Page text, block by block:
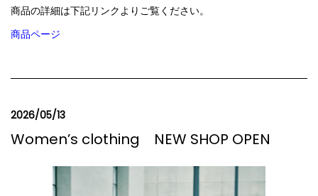
商品の詳細は下記リンクよりご覧ください。
商品ページ
2026/05/13
Women’s clothing NEW SHOP OPEN